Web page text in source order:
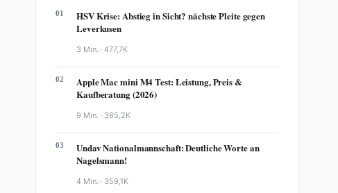
01
HSV Krise: Abstieg in Sicht? nächste Pleite gegen
Leverkusen
3 Min. ·477,7K
02
Apple Mac mini M4 Test: Leistung, Preis &
Kaufberatung (2026)
9 Min. · 385,2K
03
Undav Nationalmannschaft: Deutliche Worte an
Nagelsmann!
4 Min. · 359,1K